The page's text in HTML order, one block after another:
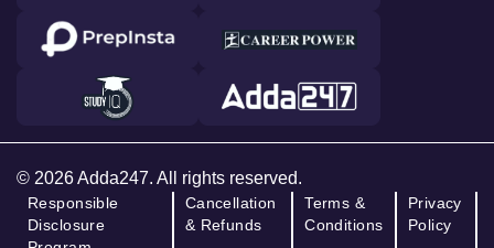
© 2026 Adda247. All rights reserved.
Responsible
Disclosure
Cancellation
& Refunds
Terms &
Conditions
Privacy
Policy